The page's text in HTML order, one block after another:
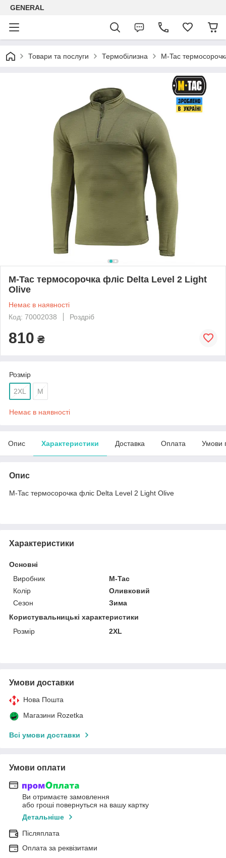
GENERAL
Товари та послуги Термобілизна M-Tac
M-Tac термосорочка фліс Delta Level 2 Light
Olive
Немає в наявності
Код: 70002038
Роздріб
810 ₴
Розмір
2XL M
Немає в наявності
Опис Характеристики Доставка Оплата Умови
Опис
M-Tac термосорочка фліс Delta Level 2 Light Olive
Характеристики
Основні
Виробник
M-Tac
Колір
Оливковий
Сезон
Зима
Користувальницькі характеристики
Розмір
2XL
Умови доставки
Нова Пошта
Магазини Rozetka
Всі умови доставки
Умови оплати
Ви отримаєте замовлення
або гроші повернуться на вашу картку
Детальніше
Післяплата
Оплата за реквізитами